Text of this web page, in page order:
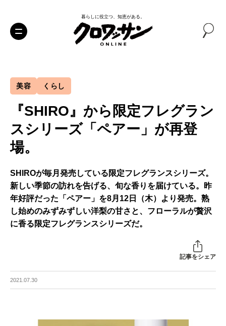
暮らしに役立つ、知恵がある。
美容 くらし
『SHIRO』から限定フレグラン
スシリーズ「ペアー」が再登
場。
SHIROが毎月発売している限定フレグランスシリーズ。
新しい季節の訪れを告げる、旬な香りを届けている。昨
年好評だった「ペアー」を8月12日（木）より発売。熟
し始めのみずみずしい洋梨の甘さと、フローラルが贅沢
に香る限定フレグランスシリーズだ。
記事をシェア
2021.07.30